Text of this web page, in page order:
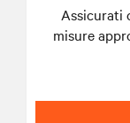
Assicurati
misure